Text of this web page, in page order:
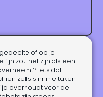
of op je
fijn zou het zijn als een
Iets dat
zelfs slimme taken
overhoudt voor de